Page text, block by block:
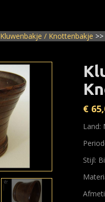
Kluwenbakje / Knottenbakje >>
€
Land:
Stijl: